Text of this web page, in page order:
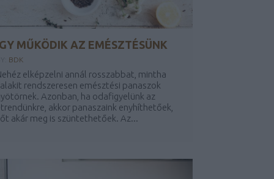
MŰKÖDIK AZ EMÉSZTÉSÜNK
BDK
elképzelni annál rosszabbat, mintha
rendszeresen emésztési panaszok
Azonban, ha odafigyelünk az
akkor panaszaink enyhíthetőek,
akár meg is szüntethetőek. Az...